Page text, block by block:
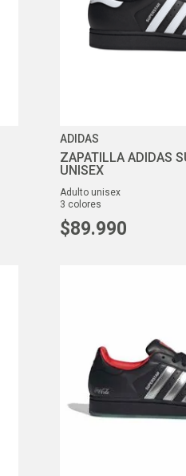
ADIDAS
ZAPATILLA ADIDAS
UNISEX
adulto unisex
3 colores
$89.990